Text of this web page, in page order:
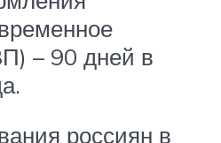
– 90 дней в
россиян в